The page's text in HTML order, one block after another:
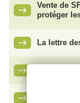
Vente de
protéger
La lettre
Ma carte